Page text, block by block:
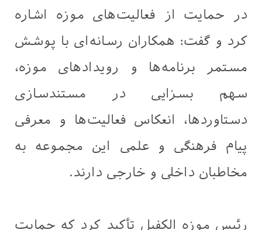
در حمایت از فعالیت‌های موزه اشاره
کرد و گفت: همکاران رسانه‌ای با پوشش
مستمر برنامه‌ها و رویدادهای موزه،
سهم بسزایی در مستندسازی
دستاوردها، انعکاس فعالیت‌ها و معرفی
پیام فرهنگی و علمی این مجموعه به
مخاطبان داخلی و خارجی دارند.
رئیس موزه الکفیل تأکید کرد که حمایت